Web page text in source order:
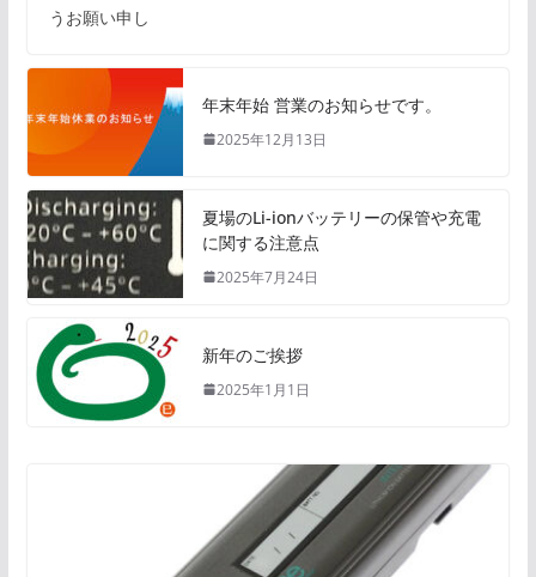
うお願い申し
年末年始 営業のお知らせです。
2025年12月13日
夏場のLi-ionバッテリーの保管や充電
に関する注意点
2025年7月24日
新年のご挨拶
2025年1月1日